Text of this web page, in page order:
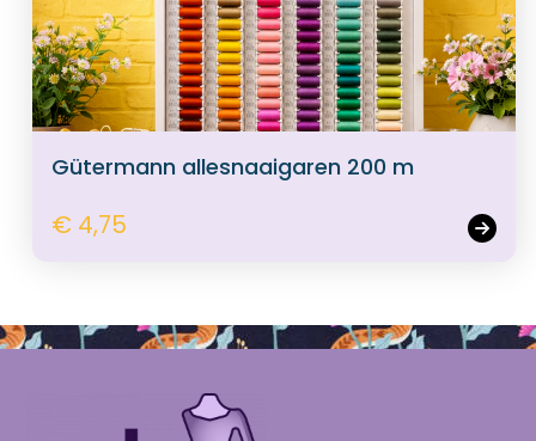
Gütermann allesnaaigaren 200 m
€ 4,75